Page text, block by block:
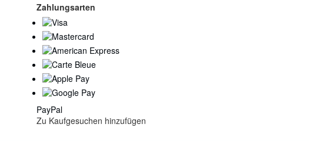
Zahlungsarten
PayPal
Zu Kaufgesuchen hinzufügen